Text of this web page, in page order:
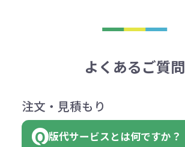
よくあるご質問
注文・見積もり
版代サービスとは何ですか？